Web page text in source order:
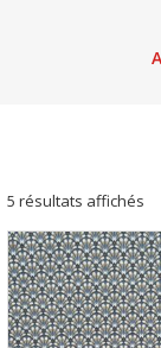
5 résultats affichésTrié
du
au